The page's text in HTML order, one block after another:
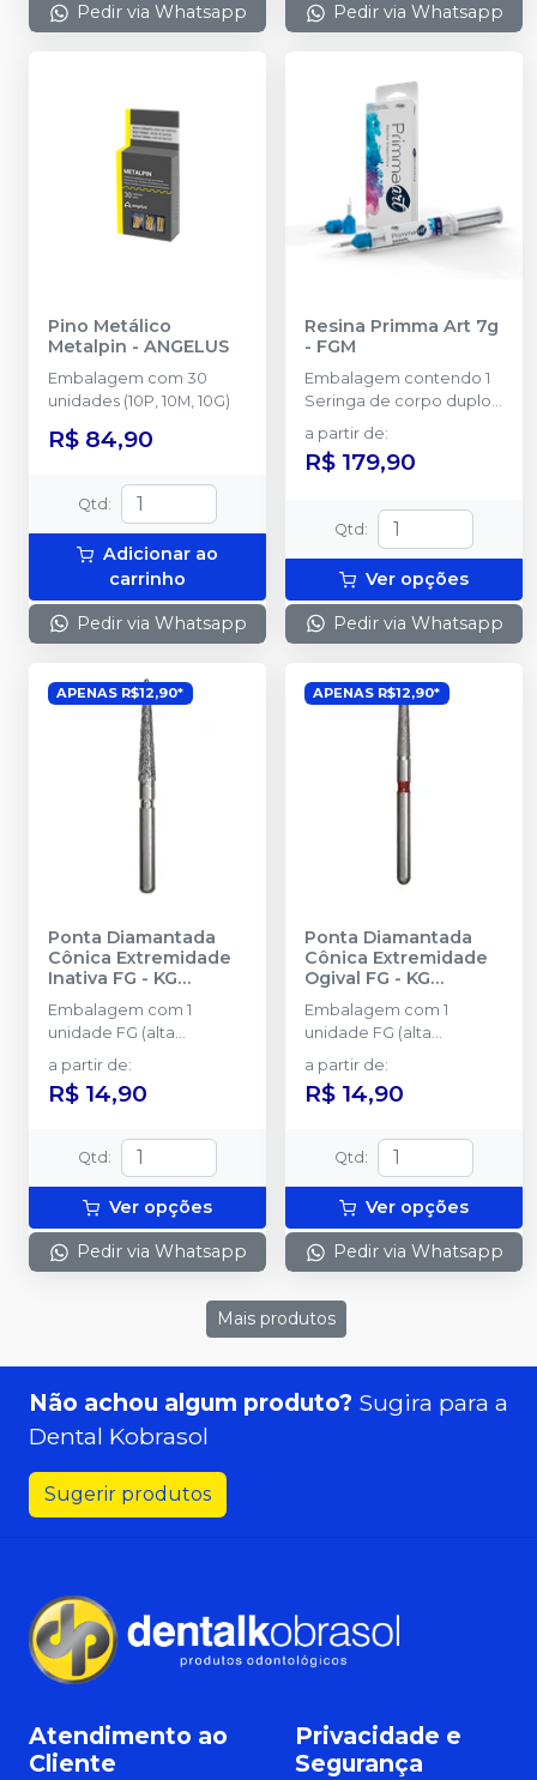
Pedir via Whatsapp Pedir via Whatsapp
Pino Metálico
Metalpin - ANGELUS
Embalagem com 30
unidades (10P, 10M, 10G)
R$ 84,90
Qtd :
Adicionar ao
carrinho
Pedir via Whatsapp
Resina Primma Art 7g
- FGM
Embalagem contendo 1
Seringa de corpo duplo
com 7g + 5 ponteiras de
automistura.
a partir de:
R$ 179,90
Qtd :
Ver opções
Pedir via Whatsapp
APENAS R$12,90*
Ponta Diamantada
Cônica Extremidade
Inativa FG - KG
SORENSEN
Embalagem com 1
unidade FG (alta
rotação).
a partir de:
R$ 14,90
Qtd :
Ver opções
Pedir via Whatsapp
APENAS R$12,90*
Ponta Diamantada
Cônica Extremidade
Ogival FG - KG
SORENSEN
Embalagem com 1
unidade FG (alta
rotação).
a partir de:
R$ 14,90
Qtd :
Ver opções
Pedir via Whatsapp
Mais produtos
Não achou algum produto? Sugira para a
Dental Kobrasol
Sugerir produtos
Atendimento ao
Cliente
Privacidade e
Segurança